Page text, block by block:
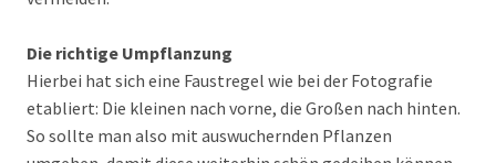
Die richtige Umpflanzung
Hierbei hat sich eine Faustregel wie bei der Fotografie
etabliert: Die kleinen nach vorne, die Großen nach hinten.
So sollte man also mit auswuchernden Pflanzen